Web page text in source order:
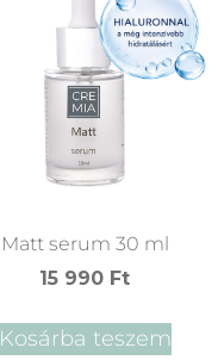
Matt serum 30 ml
15 990 Ft
Kosárba teszem